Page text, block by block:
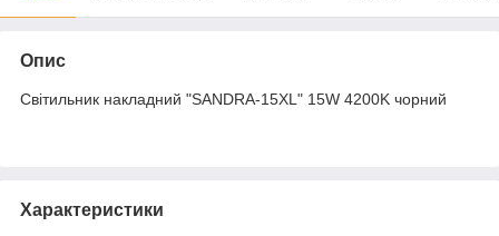
Опис
Світильник накладний "SANDRA-15XL" 15W 4200K чорний
Характеристики